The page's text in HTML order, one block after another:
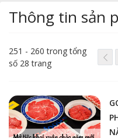
Thông tin sản
251 - 260 trong tổng
số 28 trang
<<